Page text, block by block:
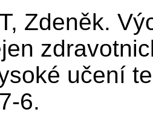
Zdeněk.
učení
6.